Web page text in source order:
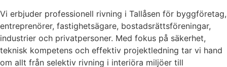
Vi erbjuder professionell rivning i Tallåsen för byggföretag,
entreprenörer, fastighetsägare, bostadsrättsföreningar,
industrier och privatpersoner. Med fokus på säkerhet,
teknisk kompetens och effektiv projektledning tar vi hand
om allt från selektiv rivning i interiöra miljöer till